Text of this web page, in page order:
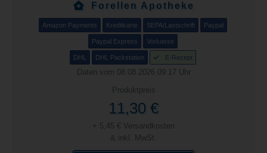
Forellen Apotheke
Amazon Payments Kreditkarte SEPA/Lastschrift Paypal
Paypal Express Vorkasse
DHL DHL Packstation E-Rezept
Daten vom 08.08.2026 09:17 Uhr
Produktpreis
11,30 €
+ 5,45 € Versandkosten
& inkl. MwSt.